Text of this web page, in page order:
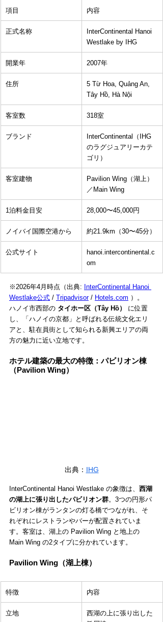
項目 内容
正式名称
InterContinental Hanoi
Westlake by IHG
開業年 2007年
住所
5 Từ Hoa, Quảng An,
Tây Hồ, Hà Nội
客室数 318室
ブランド
InterContinental（IHG
のラグジュアリーカテ
ゴリ）
客室建物
Pavilion Wing（湖上）
／Main Wing
1泊料金目安 28,000〜45,000円
ノイバイ国際空港から 約21.9km（30〜45分）
公式サイト
hanoi.intercontinental.c
om
※2026年4月時点（出典: InterContinental Hanoi
Westlake公式 / Tripadvisor / Hotels.com ）。
ハノイ市西部の タイホー区（Tây Hồ）
に位置
し、「ハノイの京都」と呼ばれる伝統文化エリ
アと、駐在員街として知られる新興エリアの両
方の魅力に近い立地です。
ホテル建築の最大の特徴：パビリオン棟
（Pavilion Wing）
出典： IHG
InterContinental Hanoi Westlake の象徴は、 西湖
の湖上に張り出したパビリオン群。3つの円形パ
ビリオン棟がランタンの灯る橋でつながれ、そ
れぞれにレストランやバーが配置されていま
す。客室は、湖上の Pavilion Wing と地上の
Main Wing の2タイプに分かれています。
Pavilion Wing（湖上棟）
特徴 内容
立地
西湖の上に張り出した